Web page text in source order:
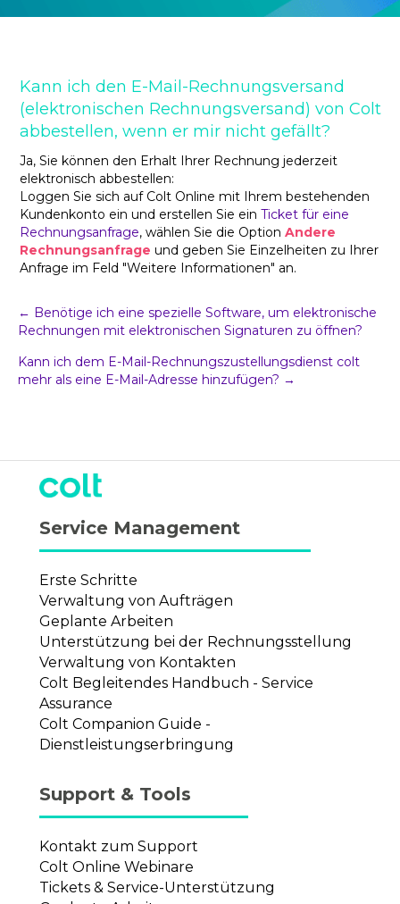
Kann ich den E-Mail-Rechnungsversand
(elektronischen Rechnungsversand) von Colt
abbestellen, wenn er mir nicht gefällt?
Ja, Sie können den Erhalt Ihrer Rechnung jederzeit
elektronisch abbestellen:
Loggen Sie sich auf Colt Online mit Ihrem bestehenden
Kundenkonto ein und erstellen Sie einTicket für eine
Rechnungsanfrage, wählen Sie die OptionAndere
Rechnungsanfrage und geben Sie Einzelheiten zu Ihrer
Anfrage im Feld "Weitere Informationen" an.
Post
Navigation
← Benötige ich eine spezielle Software, um elektronische
Rechnungen mit elektronischen Signaturen zu öffnen?
Kann ich dem E-Mail-Rechnungszustellungsdienst colt
mehr als eine E-Mail-Adresse hinzufügen? →
Service Management
Erste Schritte
Verwaltung von Aufträgen
Geplante Arbeiten
Unterstützung bei der Rechnungsstellung
Verwaltung von Kontakten
Colt Begleitendes Handbuch - Service
Assurance
Colt Companion Guide -
Dienstleistungserbringung
Support & Tools
Kontakt zum Support
Colt Online Webinare
Tickets & Service-Unterstützung